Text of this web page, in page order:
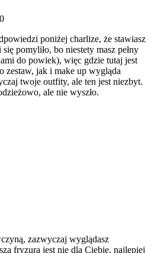
poniżej charlize, że stawiasz
pomyliło, bo niestety masz pełny
do powiek), więc gdzie tutaj jest
zestaw, jak i make up wygląda
twoje outfity, ale ten jest niezbyt.
ale nie wyszło.
zazwyczaj wyglądasz
fryzura jest nie dla Ciebie, najlepiej